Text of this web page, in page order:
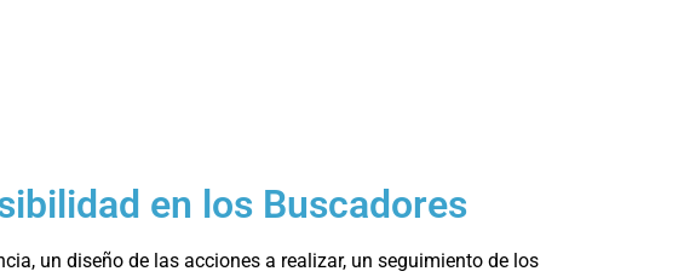
en los Buscadores
un diseño de las acciones a realizar, un seguimiento de los